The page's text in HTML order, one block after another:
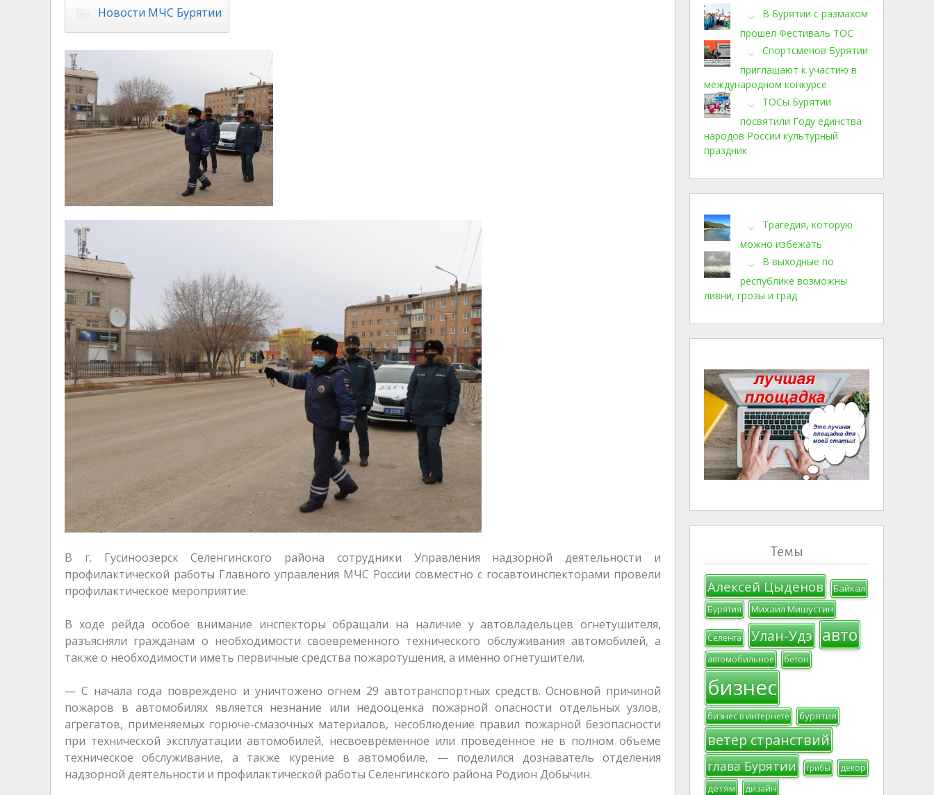
Новости МЧС Бурятии
В г. Гусиноозерск Селенгинского района сотрудники Управления надзорной деятельности и
профилактической работы Главного управления МЧС России совместно с госавтоинспекторами провели
профилактическое мероприятие.
В ходе рейда особое внимание инспекторы обращали на наличие у автовладельцев огнетушителя,
разъясняли гражданам о необходимости своевременного технического обслуживания автомобилей, а
также о необходимости иметь первичные средства пожаротушения, а именно огнетушители.
— С начала года повреждено и уничтожено огнем 29 автотранспортных средств. Основной причиной
пожаров в автомобилях является незнание или недооценка пожарной опасности отдельных узлов,
агрегатов, применяемых горюче-смазочных материалов, несоблюдение правил пожарной безопасности
при технической эксплуатации автомобилей, несвоевременное или проведенное не в полном объеме
техническое обслуживание, а также курение в автомобиле, — поделился дознаватель отделения
надзорной деятельности и профилактической работы Селенгинского района Родион Добычин.
В Бурятии с размахом
прошел Фестиваль ТОС
Спортсменов Бурятии
приглашают к участию в
международном конкурсе
ТОСы Бурятии
посвятили Году единства
народов России культурный
праздник
Трагедия, которую
можно избежать
В выходные по
республике возможны
ливни, грозы и град
Темы
Алексей Цыденов Байкал
Бурятия Михаил Мишустин
Селенга Улан-Удэ авто
автомобильное бетон
бизнес
бизнес в интернете бурятия
ветер странствий
глава Бурятии грибы декор
детям дизайн